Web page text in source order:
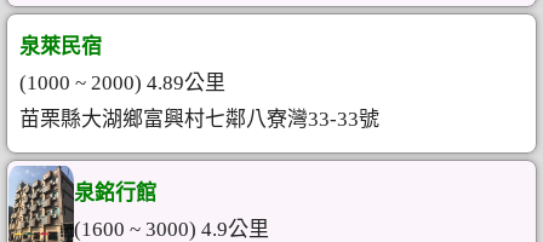
泉萊民宿
(1000 ~ 2000) 4.89公里
苗栗縣大湖鄉富興村七鄰八寮灣33-33號
泉銘行館
(1600 ~ 3000) 4.9公里